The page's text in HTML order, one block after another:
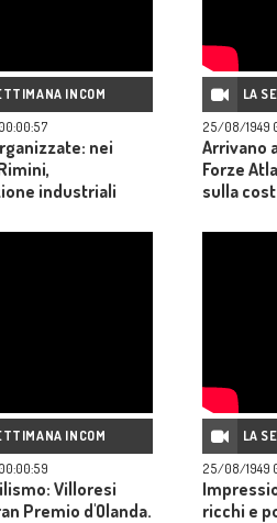
INCOM
nei
industriali
orfani; in Val
LA
25/08/1949
Arrivano
Forze
sulla
"Banck";
INCOM
Villoresi
Premio d'Olanda.
LA
25/08/1949
ricchi e